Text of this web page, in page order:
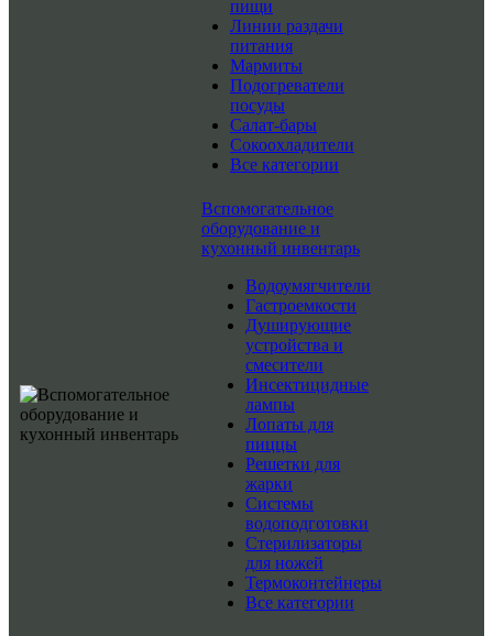
пищи
Линии раздачи
питания
Мармиты
Подогреватели
посуды
Салат-бары
Сокоохладители
Все категории
Вспомогательное
оборудование и
кухонный инвентарь
Водоумягчители
Гастроемкости
Душирующие
устройства и
смесители
Инсектицидные
лампы
Лопаты для
пиццы
Решетки для
жарки
Системы
водоподготовки
Стерилизаторы
для ножей
Термоконтейнеры
Все категории